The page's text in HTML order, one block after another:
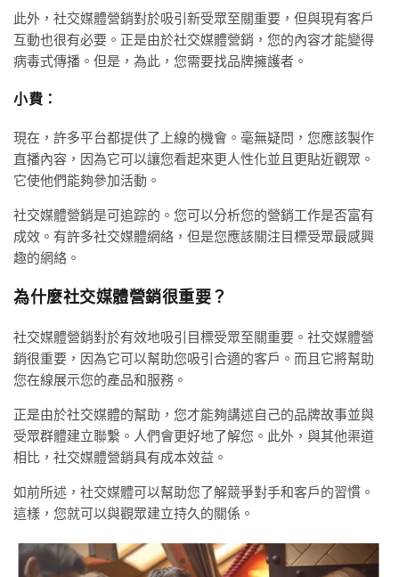
此外，社交媒體營銷對於吸引新受眾至關重要，但與現有客戶
互動也很有必要。正是由於社交媒體營銷，您的內容才能變得
病毒式傳播。但是，為此，您需要找品牌擁護者。
小費：
現在，許多平台都提供了上線的機會。毫無疑問，您應該製作
直播內容，因為它可以讓您看起來更人性化並且更貼近觀眾。
它使他們能夠參加活動。
社交媒體營銷是可追踪的。您可以分析您的營銷工作是否富有
成效。有許多社交媒體網絡，但是您應該關注目標受眾最感興
趣的網絡。
為什麼社交媒體營銷很重要？
社交媒體營銷對於有效地吸引目標受眾至關重要。社交媒體營
銷很重要，因為它可以幫助您吸引合適的客戶。而且它將幫助
您在線展示您的產品和服務。
正是由於社交媒體的幫助，您才能夠講述自己的品牌故事並與
受眾群體建立聯繫。人們會更好地了解您。此外，與其他渠道
相比，社交媒體營銷具有成本效益。
如前所述，社交媒體可以幫助您了解競爭對手和客戶的習慣。
這樣，您就可以與觀眾建立持久的關係。